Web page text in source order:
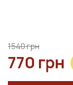
1540 грн
770 грн